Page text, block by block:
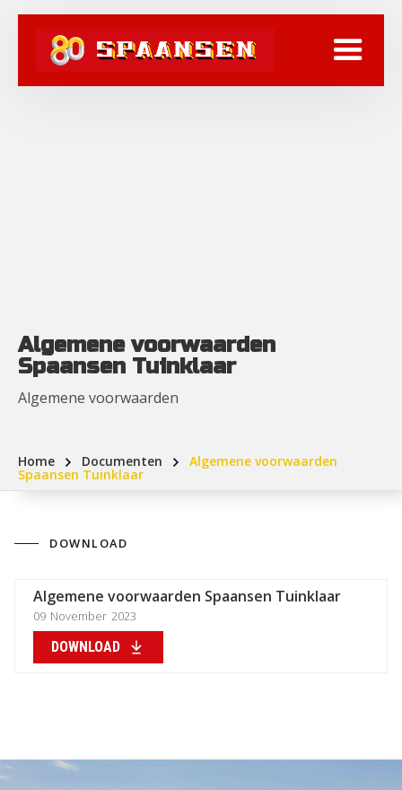
Algemene voorwaarden
Spaansen Tuinklaar
Algemene voorwaarden
Home Documenten Algemene voorwaarden
Spaansen Tuinklaar
DOWNLOAD
Algemene voorwaarden Spaansen Tuinklaar
09 November 2023
DOWNLOAD